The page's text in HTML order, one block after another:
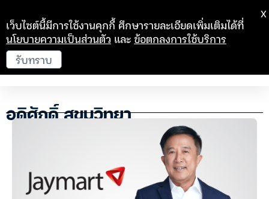
อดิศักดิ์ สุขุมวิทยา
เว็บไซต์นี้มีการใช้งานคุกกี้ ศึกษารายละเอียดเพิ่มเติมได้ที่
นโยบายความเป็นส่วนตัว และข้อตกลงการใช้บริการ
รับทราบ
X